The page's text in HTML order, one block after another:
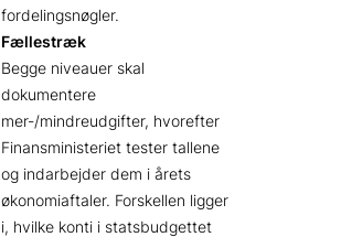
fordelingsnøgler.
Fællestræk
Begge niveauer skal
dokumentere
mer-/mindreudgifter, hvorefter
Finansministeriet tester tallene
og indarbejder dem i årets
økonomiaftaler. Forskellen ligger
i, hvilke konti i statsbudgettet